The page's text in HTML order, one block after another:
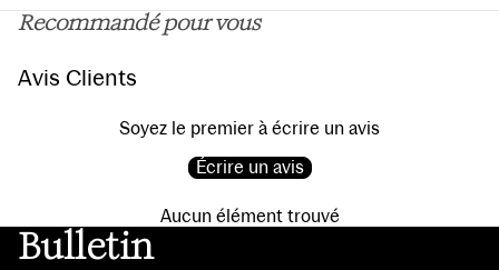
Recommandé pour vous
Avis Clients
Soyez le premier à écrire un avis
Écrire un avis
Aucun élément trouvé
Bulletin